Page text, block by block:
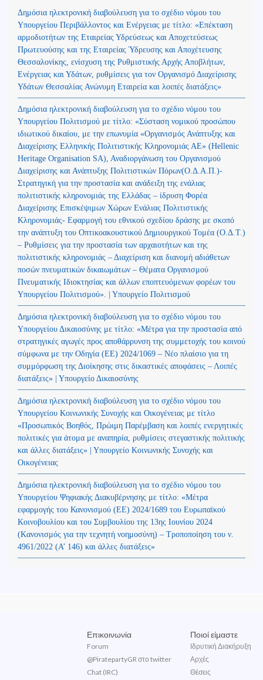
Δημόσια ηλεκτρονική διαβούλευση για το σχέδιο νόμου του
Υπουργείου Περιβάλλοντος και Ενέργειας με τίτλο: «Επέκταση
αρμοδιοτήτων της Εταιρείας Υδρεύσεως και Αποχετεύσεως
Πρωτευούσης και της Εταιρείας Ύδρευσης και Αποχέτευσης
Θεσσαλονίκης, ενίσχυση της Ρυθμιστικής Αρχής Αποβλήτων,
Ενέργειας και Υδάτων, ρυθμίσεις για τον Οργανισμό Διαχείρισης
Υδάτων Θεσσαλίας Ανώνυμη Εταιρεία και λοιπές διατάξεις»
Δημόσια ηλεκτρονική διαβούλευση για το σχέδιο νόμου του
Υπουργείου Πολιτισμού με τίτλο: «Σύσταση νομικού προσώπου
ιδιωτικού δικαίου, με την επωνυμία «Οργανισμός Ανάπτυξης και
Διαχείρισης Ελληνικής Πολιτιστικής Κληρονομιάς ΑΕ» (Hellenic
Heritage Organisation SA), Αναδιοργάνωση του Οργανισμού
Διαχείρισης και Ανάπτυξης Πολιτιστικών Πόρων(Ο.Δ.Α.Π.)-
Στρατηγική για την προστασία και ανάδειξη της ενάλιας
πολιτιστικής κληρονομιάς της Ελλάδας – ίδρυση Φορέα
Διαχείρισης Επισκέψιμων Χώρων Ενάλιας Πολιτιστικής
Κληρονομιάς- Εφαρμογή του εθνικού σχεδίου δράσης με σκοπό
την ανάπτυξη του Οπτικοακουστικού Δημιουργικού Τομέα (Ο.Δ.Τ.)
– Ρυθμίσεις για την προστασία των αρχαιοτήτων και της
πολιτιστικής κληρονομιάς – Διαχείριση και διανομή αδιάθετων
ποσών πνευματικών δικαιωμάτων – Θέματα Οργανισμού
Πνευματικής Ιδιοκτησίας και άλλων εποπτευόμενων φορέων του
Υπουργείου Πολιτισμού». | Υπουργείο Πολιτισμού
Δημόσια ηλεκτρονική διαβούλευση για το σχέδιο νόμου του
Υπουργείου Δικαιοσύνης με τίτλο: «Μέτρα για την προστασία από
στρατηγικές αγωγές προς αποθάρρυνση της συμμετοχής του κοινού
σύμφωνα με την Οδηγία (ΕΕ) 2024/1069 – Νέο πλαίσιο για τη
συμμόρφωση της Διοίκησης στις δικαστικές αποφάσεις – Λοιπές
διατάξεις» | Υπουργείο Δικαιοσύνης
Δημόσια ηλεκτρονική διαβούλευση για το σχέδιο νόμου του
Υπουργείου Κοινωνικής Συνοχής και Οικογένειας με τίτλο
«Προσωπικός Βοηθός, Πρώιμη Παρέμβαση και λοιπές ενεργητικές
πολιτικές για άτομα με αναπηρία, ρυθμίσεις στεγαστικής πολιτικής
και άλλες διατάξεις» | Υπουργείο Κοινωνικής Συνοχής και
Οικογένειας
Δημόσια ηλεκτρονική διαβούλευση για το σχέδιο νόμου του
Υπουργείου Ψηφιακής Διακυβέρνησης με τίτλο: «Μέτρα
εφαρμογής του Κανονισμού (ΕΕ) 2024/1689 του Ευρωπαϊκού
Κοινοβουλίου και του Συμβουλίου της 13ης Ιουνίου 2024
(Kανονισμός για την τεχνητή νοημοσύνη) – Τροποποίηση του ν.
4961/2022 (Α’ 146) και άλλες διατάξεις»
Επικοινωνία
Forum
@PiratepartyGR στο twitter
Chat (IRC)
Ποιοί είμαστε
Ιδρυτική Διακήρυξη
Αρχές
Θέσεις